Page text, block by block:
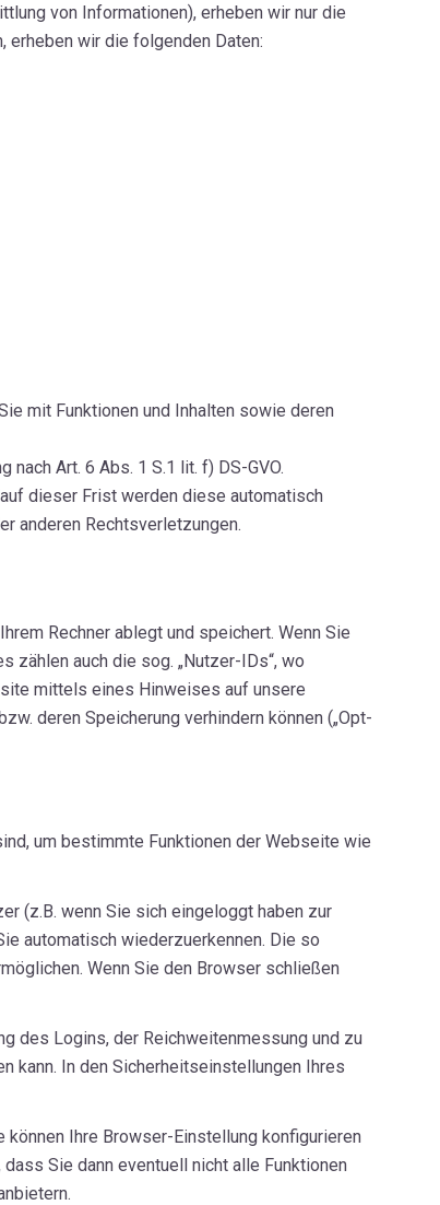
von Informationen), erheben wir nur die
erheben wir die folgenden Daten:
mit Funktionen und Inhalten sowie deren
Art. 6 Abs. 1 S.1 lit. f) DS-GVO.
dieser Frist werden diese automatisch
anderen Rechtsverletzungen.
Rechner ablegt und speichert. Wenn Sie
zählen auch die sog. „Nutzer-IDs“, wo
mittels eines Hinweises auf unsere
deren Speicherung verhindern können („Opt-
um bestimmte Funktionen der Webseite wie
(z.B. wenn Sie sich eingeloggt haben zur
automatisch wiederzuerkennen. Die so
Wenn Sie den Browser schließen
des Logins, der Reichweitenmessung und zu
kann. In den Sicherheitseinstellungen Ihres
können Ihre Browser-Einstellung konfigurieren
Sie dann eventuell nicht alle Funktionen